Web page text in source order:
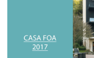
El proyecto fue
arquitectos